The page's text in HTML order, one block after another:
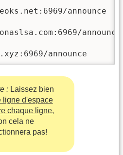
announce
announce
announce
:Laissez bien
ligne d'espace
chaque ligne,
cela ne
pas!